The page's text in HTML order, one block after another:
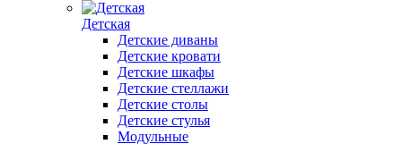
Детская
Детские диваны
Детские кровати
Детские шкафы
Детские стеллажи
Детские столы
Детские стулья
Модульные